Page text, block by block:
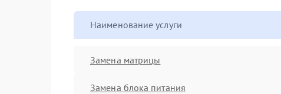
Наименование услуги
Замена матрицы
Замена блока питания